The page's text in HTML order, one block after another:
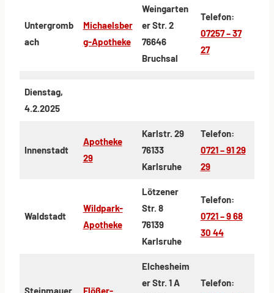
Untergromb
ach
Michaelsber
g-Apotheke
Weingarten
er Str. 2
76646
Bruchsal
Telefon:
07257 – 37
27
Dienstag,
4.2.2025
Innenstadt
Apotheke
29
Karlstr. 29
76133
Karlsruhe
Telefon:
0721 – 91 29
29
Waldstadt
Wildpark-
Apotheke
Lötzener
Str. 8
76139
Karlsruhe
Telefon:
0721 – 9 68
30 44
Steinmauer
Flößer-
Elchesheim
er Str. 1 A
Telefon: